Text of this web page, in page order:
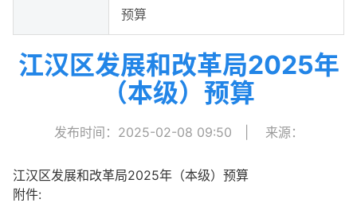
预算
江汉区发展和改革局2025年
（本级）预算
发布时间：2025-02-08 09:50 来源：
江汉区发展和改革局2025年（本级）预算
附件: